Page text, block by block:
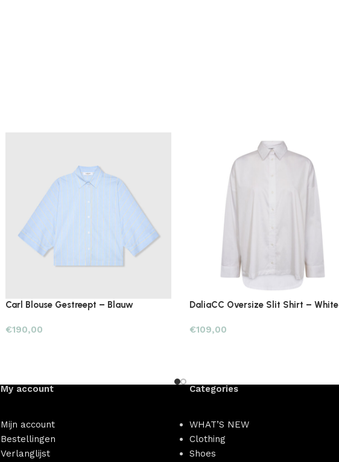
Carl Blouse Gestreept – Blauw
€190,00
DaliaCC Oversize Slit Shirt – White
€109,00
My account
Mijn account
Bestellingen
Verlanglijst
Categories
WHAT’S NEW
Clothing
Shoes